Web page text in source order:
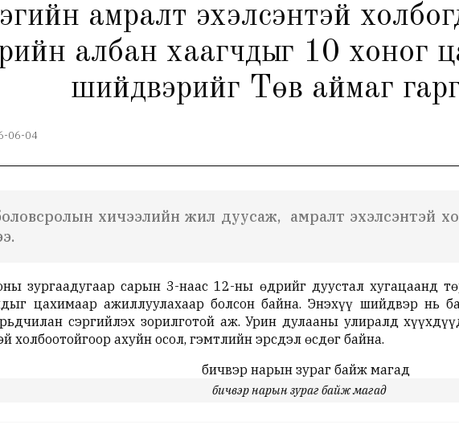
амралт эхэлсэнтэй
албан хаагчдыг 10
шийдвэрийг Төв аймаг
06-04
хичээлийн жил дуусаж, амралт эхэлсэнтэй
зургаадугаар сарын 3-наас 12-ны өдрийг дуустал хугацаанд
цахимаар ажиллуулахаар болсон байна. Энэхүү шийдвэр нь
сэргийлэх зорилготой аж. Урин дулааны улиралд
холбоотойгоор ахуйн осол, гэмтлийн эрсдэл өсдөг байна.
бичвэр нарын зураг байж магад